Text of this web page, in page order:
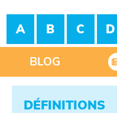
A B C D
BLOG
DÉFINITIONS